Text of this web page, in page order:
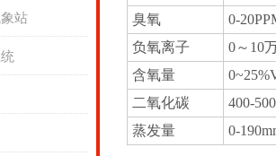
站
臭氧
0-
负氧离子
0～10
含氧量
二氧化碳
400-
蒸发量
0-